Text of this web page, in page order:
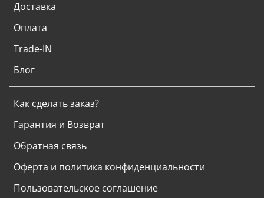
Доставка
Оплата
Trade-IN
Блог
Как сделать заказ?
Гарантия и Возврат
Обратная связь
Оферта и политика конфиденциальности
Пользовательское соглашение